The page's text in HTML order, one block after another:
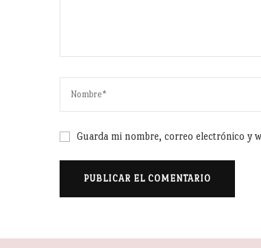
Guarda mi nombre, correo electrónico y